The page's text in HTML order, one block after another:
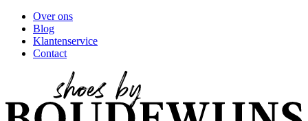
Over ons
Blog
Klantenservice
Contact